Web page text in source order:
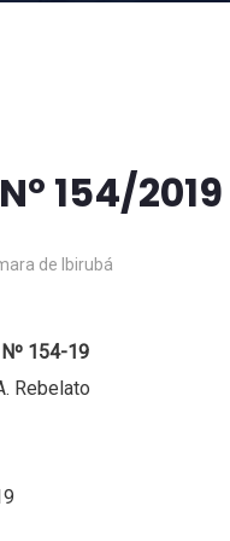
154/2019
de Ibirubá
Nº 154-19
Rebelato